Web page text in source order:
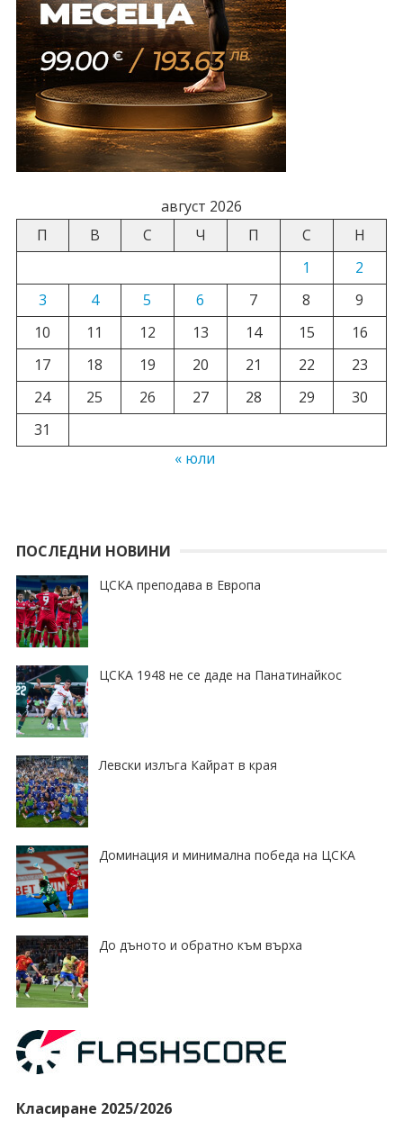
август 2026
П
В С Ч П С
Н
1
2
3
4 5 6 7 8
9
10
11 12 13 14 15
16
17
18 19 20 21 22
23
24
25 26 27 28 29
30
31
« юли
ПОСЛЕДНИ НОВИНИ
ЦСКА преподава в Европа
ЦСКА 1948 не се даде на Панатинайкос
Левски излъга Кайрат в края
Доминация и минимална победа на ЦСКА
До дъното и обратно към върха
Класиране 2025/2026